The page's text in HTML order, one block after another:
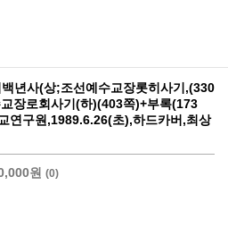
년사(상;조선예수교장롯히사기,(330
장로회사기(하)(403쪽)+부록(173
연구원,1989.6.26(초),하드카버,최상
원 (0)